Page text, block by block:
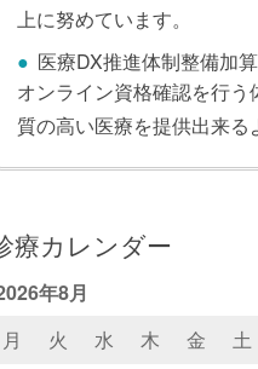
上に努めています。
● 医療DX推進体制整備加算
オンライン資格確認を行
質の高い医療を提供出来る
療カレンダー
年8月
月
火 水 木 金 土